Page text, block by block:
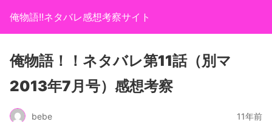
俺物語!!ネタバレ感想考察サイト
俺物語！！ネタバレ第11話（別マ
2013年7月号）感想考察
bebe 11年前